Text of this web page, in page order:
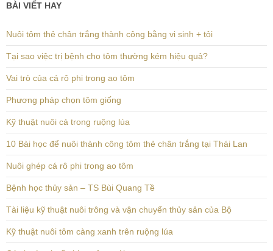
BÀI VIẾT HAY
Nuôi tôm thẻ chân trắng thành công bằng vi sinh + tỏi
Tại sao việc trị bệnh cho tôm thường kém hiệu quả?
Vai trò của cá rô phi trong ao tôm
Phương pháp chọn tôm giống
Kỹ thuật nuôi cá trong ruộng lúa
10 Bài học để nuôi thành công tôm thẻ chân trắng tại Thái Lan
Nuôi ghép cá rô phi trong ao tôm
Bệnh học thủy sản – TS Bùi Quang Tề
Tài liệu kỹ thuật nuôi trông và vận chuyển thủy sản của Bộ
Kỹ thuật nuôi tôm càng xanh trên ruộng lúa